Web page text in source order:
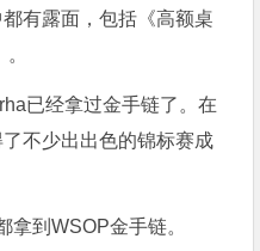
有露面，包括《高额桌
已经拿过金手链了。在
不少出出色的锦标赛成
拿到WSOP金手链。